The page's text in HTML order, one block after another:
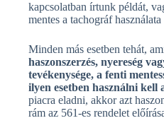
kapcsolatban írtunk példát,
mentes a tachográf
Minden más esetben tehát,
haszonszerzés, nyereség
tevékenysége, a fenti
ilyen esetben használni kell
piacra eladni, akkor azt
rám az 561-es rendelet